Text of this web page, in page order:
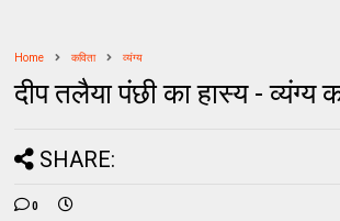
Home कविता व्यंग्य
दीप तलैया पंछी का हास्य - व्यंग्य
SHARE:
0